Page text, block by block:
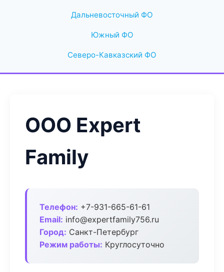
Дальневосточный ФО
Южный ФО
Северо-Кавказский ФО
ООО Expert
Family
Телефон: +7-931-665-61-61
Email: info@expertfamily756.ru
Город: Санкт-Петербург
Режим работы: Круглосуточно